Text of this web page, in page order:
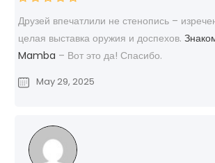
Друзей впечатлили не стенопись –
целая выставка оружия и доспехов.
Mamba – Вот это да! Спасибо.
May 29, 2025